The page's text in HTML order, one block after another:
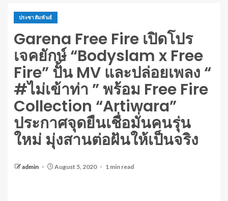
ประชาสัมพันธ์
Garena Free Fire เปิดโปร
เจคยักษ์ “Bodyslam x Free
Fire” ปั้น MV และปล่อยเพลง “
#ไม่เข้าท่า ” พร้อม Free Fire
Collection “Artiwara”
ประกาศจุดยืนเชื่อมั่นคนรุ่น
ใหม่ มุ่งสานต่อฝันให้เป็นจริง
admin August 5, 2020 1 min read